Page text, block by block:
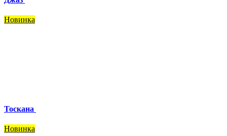
Новинка
Тоскана
Новинка